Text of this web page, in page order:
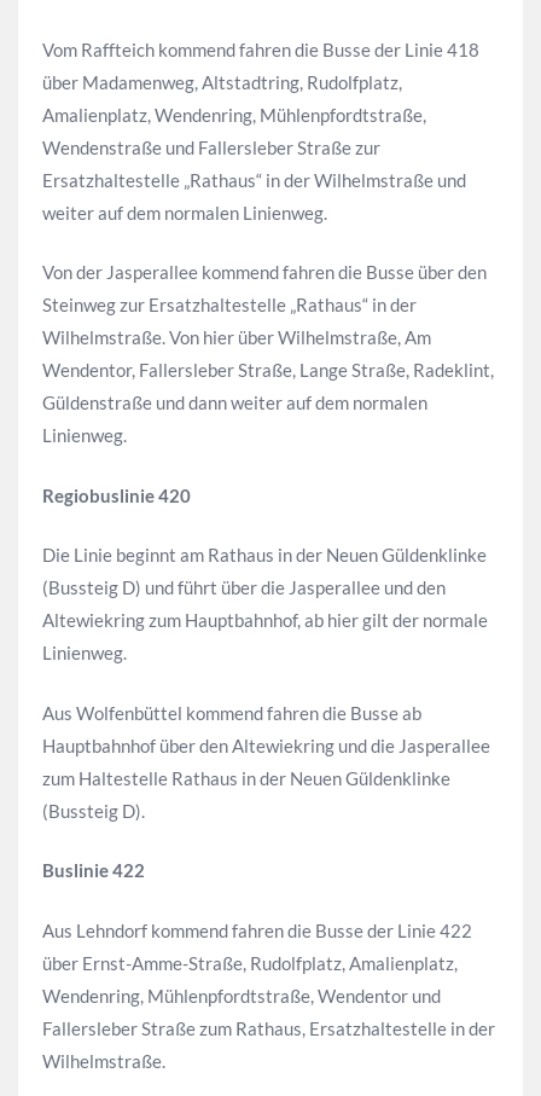
Vom Raffteich kommend fahren die Busse der Linie 418
über Madamenweg, Altstadtring, Rudolfplatz,
Amalienplatz, Wendenring, Mühlenpfordtstraße,
Wendenstraße und Fallersleber Straße zur
Ersatzhaltestelle „Rathaus“ in der Wilhelmstraße und
weiter auf dem normalen Linienweg.
Von der Jasperallee kommend fahren die Busse über den
Steinweg zur Ersatzhaltestelle „Rathaus“ in der
Wilhelmstraße. Von hier über Wilhelmstraße, Am
Wendentor, Fallersleber Straße, Lange Straße, Radeklint,
Güldenstraße und dann weiter auf dem normalen
Linienweg.
Regiobuslinie 420
Die Linie beginnt am Rathaus in der Neuen Güldenklinke
(Bussteig D) und führt über die Jasperallee und den
Altewiekring zum Hauptbahnhof, ab hier gilt der normale
Linienweg.
Aus Wolfenbüttel kommend fahren die Busse ab
Hauptbahnhof über den Altewiekring und die Jasperallee
zum Haltestelle Rathaus in der Neuen Güldenklinke
(Bussteig D).
Buslinie 422
Aus Lehndorf kommend fahren die Busse der Linie 422
über Ernst-Amme-Straße, Rudolfplatz, Amalienplatz,
Wendenring, Mühlenpfordtstraße, Wendentor und
Fallersleber Straße zum Rathaus, Ersatzhaltestelle in der
Wilhelmstraße.